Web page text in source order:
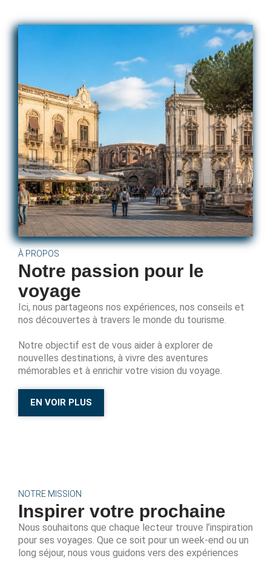
À PROPOS
Notre passion pour le
voyage
Ici, nous partageons nos expériences, nos conseils et
nos découvertes à travers le monde du tourisme.
Notre objectif est de vous aider à explorer de
nouvelles destinations, à vivre des aventures
mémorables et à enrichir votre vision du voyage.
EN VOIR PLUS
NOTRE MISSION
Inspirer votre prochaine
Nous souhaitons que chaque lecteur trouve l’inspiration
pour ses voyages. Que ce soit pour un week-end ou un
long séjour, nous vous guidons vers des expériences